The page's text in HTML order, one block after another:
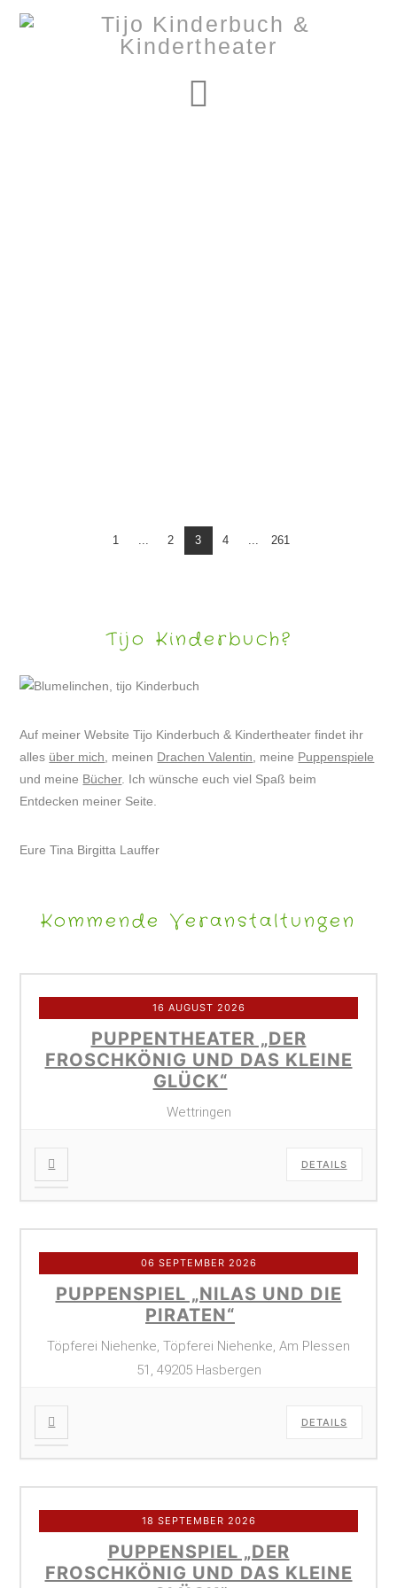
1 2 3 4 261
Tijo Kinderbuch?
Auf meiner Website Tijo Kinderbuch & Kindertheater findet ihr
alles über mich , meinen Drachen Valentin , meine Puppenspiele
und meine Bücher. Ich wünsche euch viel Spaß beim
Entdecken meiner Seite.
Eure Tina Birgitta Lauffer
Kommende Veranstaltungen
16 AUGUST 2026
PUPPENTHEATER „DER
FROSCHKÖNIG UND DAS KLEINE
GLÜCK“
Wettringen
DETAILS
06 SEPTEMBER 2026
PUPPENSPIEL „NILAS UND DIE
PIRATEN“
Töpferei Niehenke, Töpferei Niehenke, Am Plessen
51, 49205 Hasbergen
DETAILS
18 SEPTEMBER 2026
PUPPENSPIEL „DER
FROSCHKÖNIG UND DAS KLEINE